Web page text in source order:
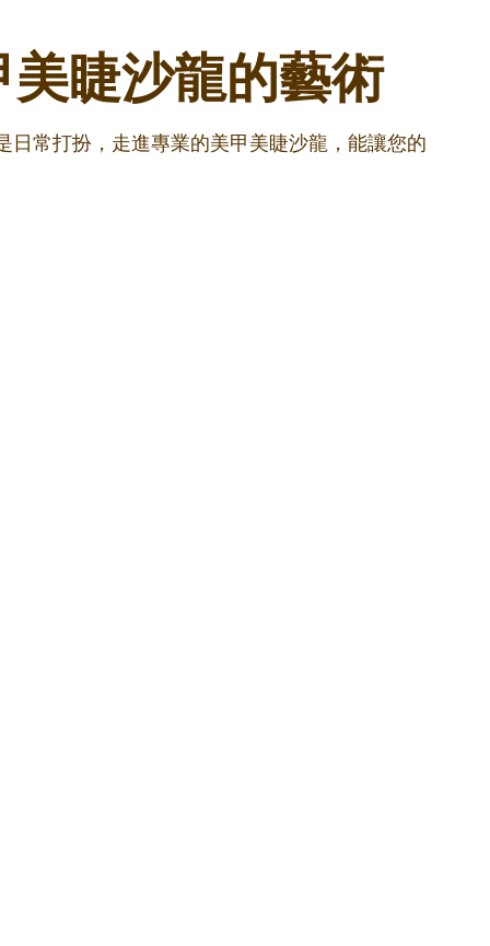
睫沙龍的藝術
日常打扮，走進專業的美甲美睫沙龍，能讓您的